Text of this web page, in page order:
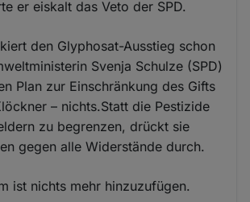
er eiskalt das Veto der SPD.
den Glyphosat-Ausstieg schon
Svenja Schulze (SPD)
Plan zur Einschränkung des Gifts
– nichts.Statt die Pestizide
zu begrenzen, drückt sie
gegen alle Widerstände durch.
ist nichts mehr hinzuzufügen.